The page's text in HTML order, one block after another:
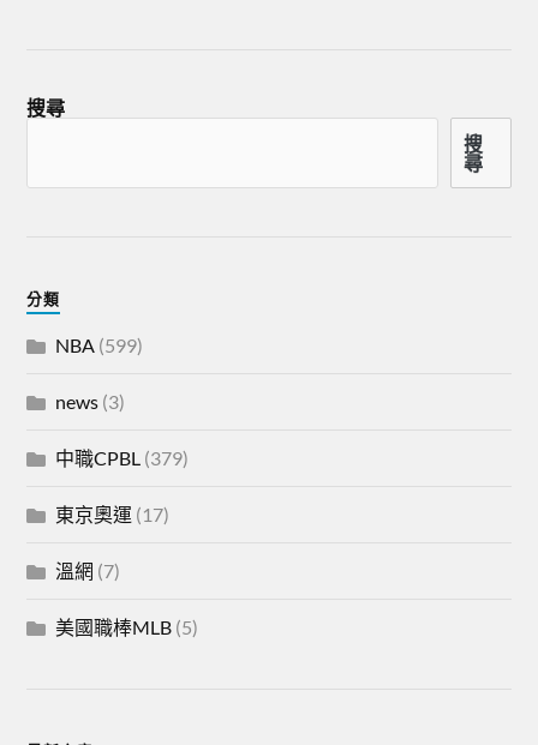
搜尋
搜
尋
分類
NBA (599)
news (3)
中職CPBL (379)
東京奧運 (17)
溫網 (7)
美國職棒MLB (5)